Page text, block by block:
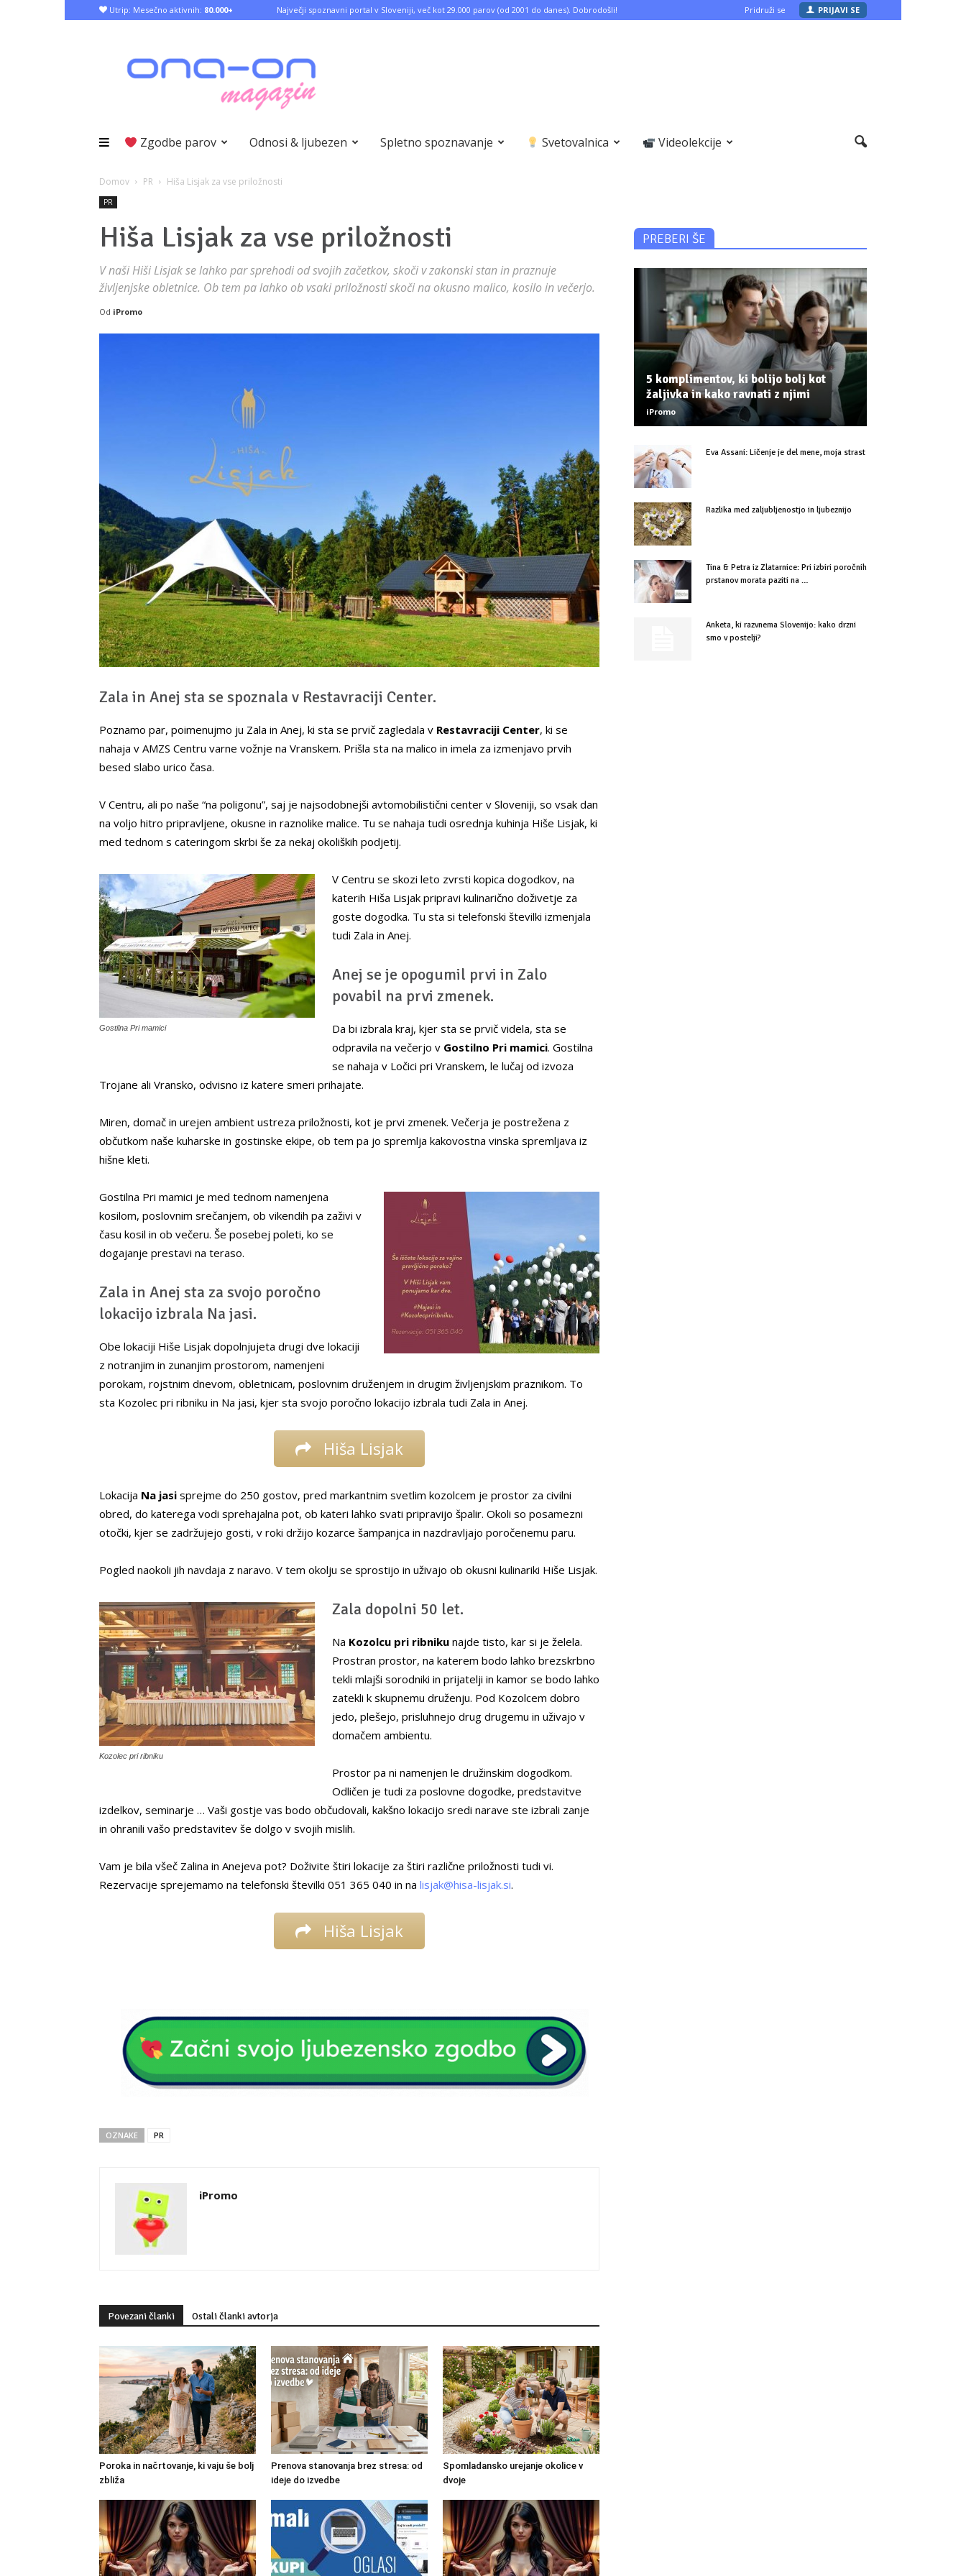
Utrip: Mesečno aktivnih: 80.000+ Največji spoznavni portal v Sloveniji, več kot 29.000 parov (od 2001 do danes). Dobrodošli! Pridruži se PRIJAVI SE
Zgodbe parov Odnosi & ljubezen Spletno spoznavanje Svetovalnica Videolekcije
Domov PR Hiša Lisjak za vse priložnosti
PR
Hiša Lisjak za vse priložnosti
V naši Hiši Lisjak se lahko par sprehodi od svojih začetkov, skoči v zakonski stan in praznuje
življenjske obletnice. Ob tem pa lahko ob vsaki priložnosti skoči na okusno malico, kosilo in večerjo.
Od iPromo
Zala in Anej sta se spoznala v Restavraciji Center.
Poznamo par, poimenujmo ju Zala in Anej, ki sta se prvič zagledala v Restavraciji Center, ki se
nahaja v AMZS Centru varne vožnje na Vranskem. Prišla sta na malico in imela za izmenjavo prvih
besed slabo urico časa.
V Centru, ali po naše “na poligonu”, saj je najsodobnejši avtomobilistični center v Sloveniji, so vsak dan
na voljo hitro pripravljene, okusne in raznolike malice. Tu se nahaja tudi osrednja kuhinja Hiše Lisjak, ki
med tednom s cateringom skrbi še za nekaj okoliških podjetij.
Gostilna Pri mamici
V Centru se skozi leto zvrsti kopica dogodkov, na
katerih Hiša Lisjak pripravi kulinarično doživetje za
goste dogodka. Tu sta si telefonski številki izmenjala
tudi Zala in Anej.
Anej se je opogumil prvi in Zalo
povabil na prvi zmenek.
Da bi izbrala kraj, kjer sta se prvič videla, sta se
odpravila na večerjo v Gostilno Pri mamici. Gostilna
se nahaja v Ločici pri Vranskem, le lučaj od izvoza
Trojane ali Vransko, odvisno iz katere smeri prihajate.
Miren, domač in urejen ambient ustreza priložnosti, kot je prvi zmenek. Večerja je postrežena z
občutkom naše kuharske in gostinske ekipe, ob tem pa jo spremlja kakovostna vinska spremljava iz
hišne kleti.
Gostilna Pri mamici je med tednom namenjena
kosilom, poslovnim srečanjem, ob vikendih pa zaživi v
času kosil in ob večeru. Še posebej poleti, ko se
dogajanje prestavi na teraso.
Zala in Anej sta za svojo poročno
lokacijo izbrala Na jasi.
Obe lokaciji Hiše Lisjak dopolnjujeta drugi dve lokaciji
z notranjim in zunanjim prostorom, namenjeni
porokam, rojstnim dnevom, obletnicam, poslovnim druženjem in drugim življenjskim praznikom. To
sta Kozolec pri ribniku in Na jasi, kjer sta svojo poročno lokacijo izbrala tudi Zala in Anej.
Hiša Lisjak
Lokacija Na jasi sprejme do 250 gostov, pred markantnim svetlim kozolcem je prostor za civilni
obred, do katerega vodi sprehajalna pot, ob kateri lahko svati pripravijo špalir. Okoli so posamezni
otočki, kjer se zadržujejo gosti, v roki držijo kozarce šampanjca in nazdravljajo poročenemu paru.
Pogled naokoli jih navdaja z naravo. V tem okolju se sprostijo in uživajo ob okusni kulinariki Hiše Lisjak.
Kozolec pri ribniku
Zala dopolni 50 let.
Na Kozolcu pri ribniku najde tisto, kar si je želela.
Prostran prostor, na katerem bodo lahko brezskrbno
tekli mlajši sorodniki in prijatelji in kamor se bodo lahko
zatekli k skupnemu druženju. Pod Kozolcem dobro
jedo, plešejo, prisluhnejo drug drugemu in uživajo v
domačem ambientu.
Prostor pa ni namenjen le družinskim dogodkom.
Odličen je tudi za poslovne dogodke, predstavitve
izdelkov, seminarje … Vaši gostje vas bodo občudovali, kakšno lokacijo sredi narave ste izbrali zanje
in ohranili vašo predstavitev še dolgo v svojih mislih.
Vam je bila všeč Zalina in Anejeva pot? Doživite štiri lokacije za štiri različne priložnosti tudi vi.
Rezervacije sprejemamo na telefonski številki 051 365 040 in na lisjak@hisa-lisjak.si.
Hiša Lisjak
OZNAKE PR
iPromo
Povezani članki Ostali članki avtorja
Poroka in načrtovanje, ki vaju še bolj
zbliža
Prenova stanovanja brez stresa: od
ideje do izvedbe
Spomladansko urejanje okolice v
dvoje
PREBERI ŠE
5 komplimentov, ki bolijo bolj kot
žaljivka in kako ravnati z njimi
iPromo
Eva Assani: Ličenje je del mene, moja strast
Razlika med zaljubljenostjo in ljubeznijo
Tina & Petra iz Zlatarnice: Pri izbiri poročnih
prstanov morata paziti na …
Anketa, ki razvnema Slovenijo: kako drzni
smo v postelji?